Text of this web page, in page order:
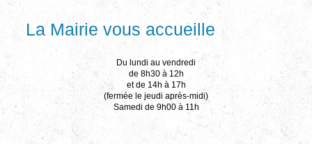
La Mairie vous accueille
Du lundi au vendredi
de 8h30 à 12h
et de 14h à 17h
(fermée le jeudi après-midi)
Samedi de 9h00 à 11h